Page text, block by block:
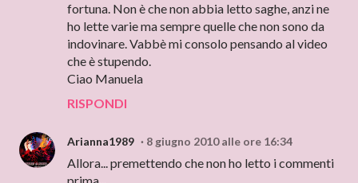
fortuna. Non è che non abbia letto saghe, anzi ne
ho lette varie ma sempre quelle che non sono da
indovinare. Vabbè mi consolo pensando al video
che è stupendo.
Ciao Manuela
RISPONDI
Arianna1989 8 giugno 2010 alle ore 16:34
Allora... premettendo che non ho letto i commenti